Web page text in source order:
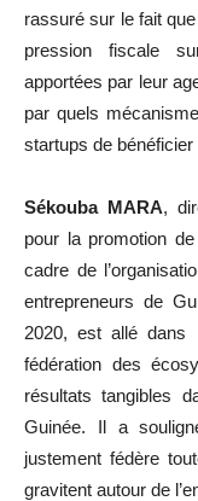
rassuré sur le fait
pression fiscale
apportées par leur
par quels
startups de
Sékouba MARA,
pour la promotion
cadre de
entrepreneurs de
2020, est allé
fédération des
résultats tangibles
Guinée. Il a
justement fédère
gravitent autour de